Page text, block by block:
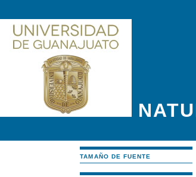
TAMAÑO DE FUENTE